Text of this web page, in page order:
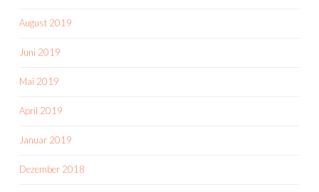
August 2019
Juni 2019
Mai 2019
April 2019
Januar 2019
Dezember 2018